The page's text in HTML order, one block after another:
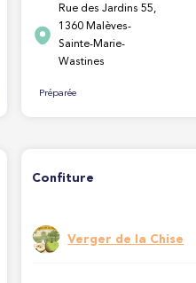
Rue des Jardins 55,
1360 Malèves-
Sainte-Marie-
Wastines
Préparée
Confiture
Verger de la Chise